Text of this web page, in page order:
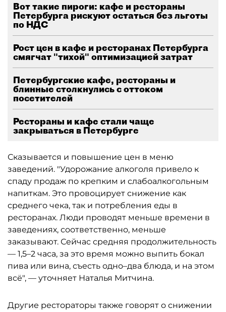
Вот такие пироги: кафе и рестораны
Петербурга рискуют остаться без льготы
по НДС
Рост цен в кафе и ресторанах Петербурга
смягчат "тихой" оптимизацией затрат
Петербургские кафе, рестораны и
блинные столкнулись с оттоком
посетителей
Рестораны и кафе стали чаще
закрываться в Петербурге
Сказывается и повышение цен в меню
заведений. "Удорожание алкоголя привело к
спаду продаж по крепким и слабоалкогольным
напиткам. Это провоцирует снижение как
среднего чека, так и потребления еды в
ресторанах. Люди проводят меньше времени в
заведениях, соответственно, меньше
заказывают. Сейчас средняя продолжительность
— 1,5–2 часа, за это время можно выпить бокал
пива или вина, съесть одно–два блюда, и на этом
всё", — уточняет Наталья Митчина.
Другие рестораторы также говорят о снижении